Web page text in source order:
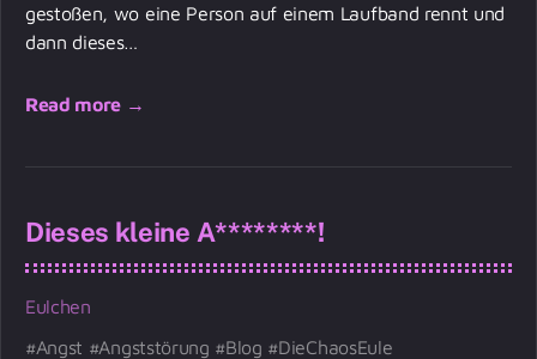
gestoßen, wo eine Person auf einem Laufband rennt und
dann dieses…
Read more →
Dieses kleine A********!
Eulchen
Angst
Angststörung Blog
DieChaosEule